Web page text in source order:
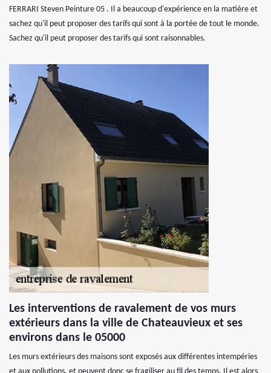
FERRARI Steven Peinture 05 . Il a beaucoup d'expérience en la matière et
sachez qu'il peut proposer des tarifs qui sont à la portée de tout le monde.
Sachez qu'il peut proposer des tarifs qui sont raisonnables.
Les interventions de ravalement de vos murs
extérieurs dans la ville de Chateauvieux et ses
environs dans le 05000
Les murs extérieurs des maisons sont exposés aux différentes intempéries